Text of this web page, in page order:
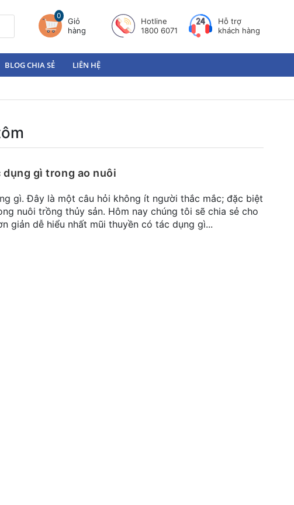
0
Giỏ
hàng
Hotline
1800 6071
Hỗ trợ
khách hàng
BLOG CHIA SẺ LIÊN HỆ
gì trong ao nuôi
gì. Đây là một câu hỏi không ít người thắc mắc; đặc biệt
nuôi trồng thủy sản. Hôm nay chúng tôi sẽ chia sẻ cho
giản dễ hiểu nhất mũi thuyền có tác dụng gì...